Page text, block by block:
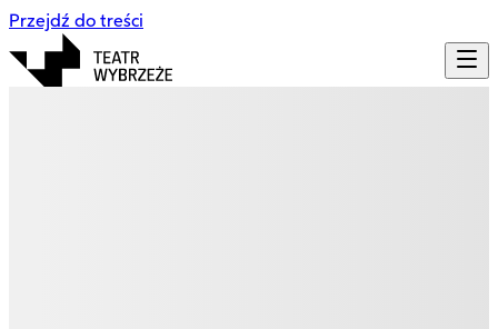
Przejdź do treści